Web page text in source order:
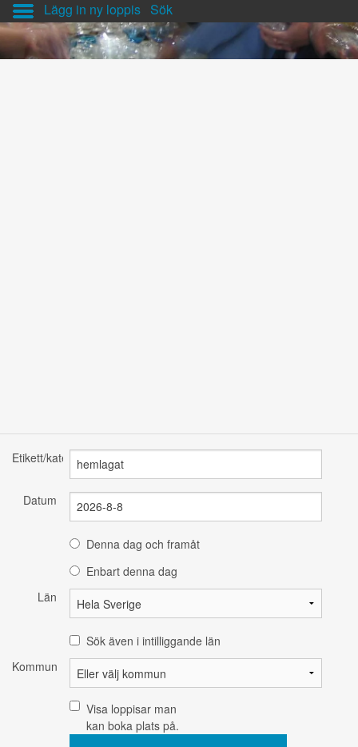
Lägg in ny loppis Sök
Etikett/kategori
Datum
Denna dag och framåt
Enbart denna dag
Län
Sök även i intilliggande län
Kommun
Visa loppisar man
kan boka plats på.